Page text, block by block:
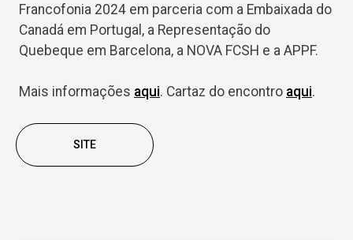
Francofonia 2024 em parceria com a Embaixada do
Canadá em Portugal, a Representação do
Quebeque em Barcelona, a NOVA FCSH e a APPF.
Mais informações aqui. Cartaz do encontro aqui.
SITE